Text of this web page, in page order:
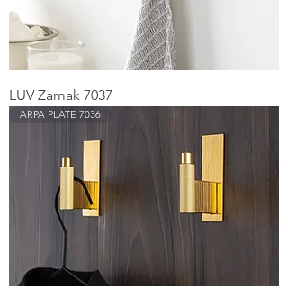
LUV Zamak 7037
ARPA PLATE 7036